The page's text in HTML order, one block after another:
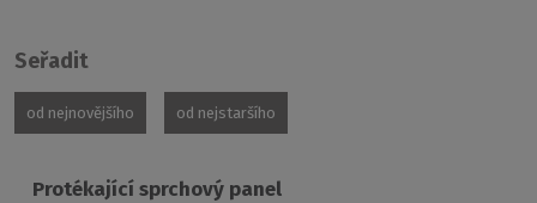
Seřadit
od nejnovějšího od nejstaršího
Protékající sprchový panel